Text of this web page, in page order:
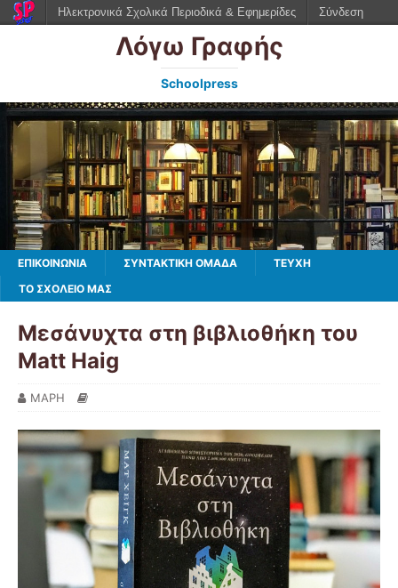
Λόγω Γραφής
Schoolpress
ΕΠΙΚΟΙΝΩΝΙΑ ΣΥΝΤΑΚΤΙΚΗ ΟΜΑΔΑ
ΤΕΥΧΗ
ΤΟ ΣΧΟΛΕΙΟ ΜΑΣ
Μεσάνυχτα στη βιβλιοθήκη του
Matt Haig
ΜΑΡΗ
Ηλεκτρονικά Σχολικά Περιοδικά & Εφημερίδες Σύνδεση